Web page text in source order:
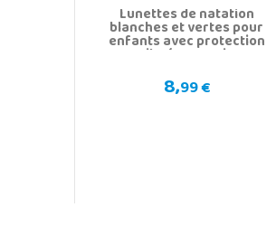
Lunettes de natation
blanches et vertes pour
enfants avec protection
antibuée et anti-UV
8,99 €